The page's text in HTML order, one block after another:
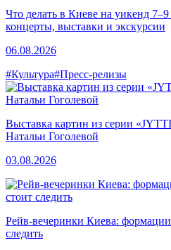
Что делать в Киеве на уикенд 7–9
концерты, выставки и экскурсии
06.08.2026
#Культура#Пресс-релизы
Выставка картин из серии
Натальи Гоголевой
03.08.2026
Рейв-вечеринки Киева:
следить